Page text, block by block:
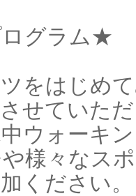
グラム★
をはじめ
せていた
ウォーキ
様々なス
ください。